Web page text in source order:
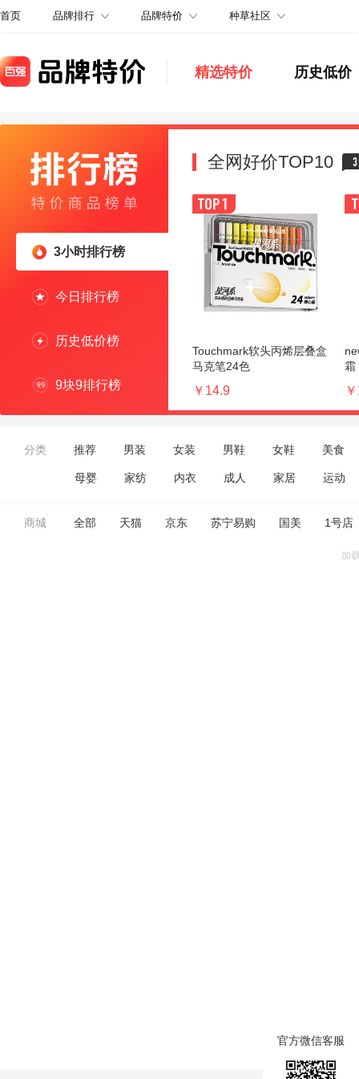
首页 品牌排行 品牌特价 种草社区
精选特价 历史低价
3小时排行榜
今日排行榜
历史低价榜
9块9排行榜
全网好价TOP10
Touchmark软头丙烯层叠盒
马克笔24色
￥14.9
霜
分类 推荐 男装 女装 男鞋 女鞋 美食
母婴 家纺 内衣 成人 家居 运动
商城 全部 天猫 京东 苏宁易购 国美 1号店
加
官方微信客服